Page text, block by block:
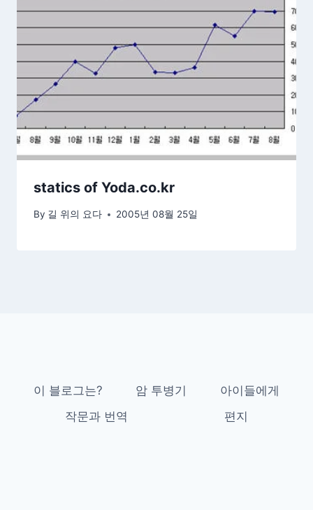
statics of Yoda.co.kr
By 길 위의 요다 2005년 08월 25일
이 블로그는? 암 투병기
아이들에게
작문과 번역
편지